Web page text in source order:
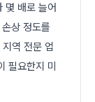
몇 배로 늘어
상 정도를
지역 전문 업
필요한지 미